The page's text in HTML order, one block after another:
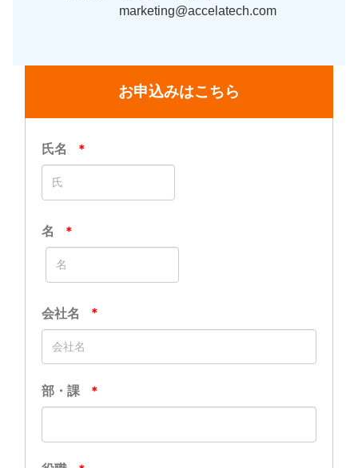
marketing@accelatech.com
お申込みはこちら